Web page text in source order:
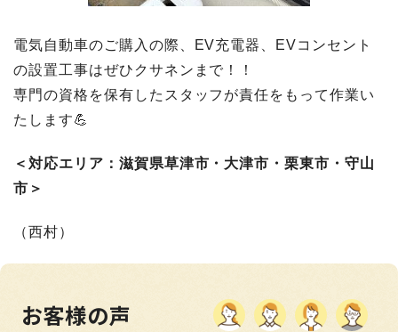
電気自動車のご購入の際、EV充電器、EVコンセント
の設置工事はぜひクサネンまで！！
専門の資格を保有したスタッフが責任をもって作業い
たします💪
＜対応エリア：滋賀県草津市・大津市・栗東市・守山
市＞
（西村）
お客様の声